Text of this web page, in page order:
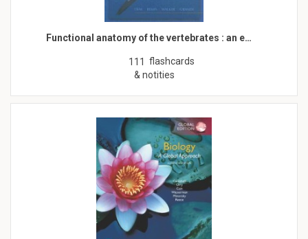
Functional anatomy of the vertebrates : an e…
111 flashcards
& notities